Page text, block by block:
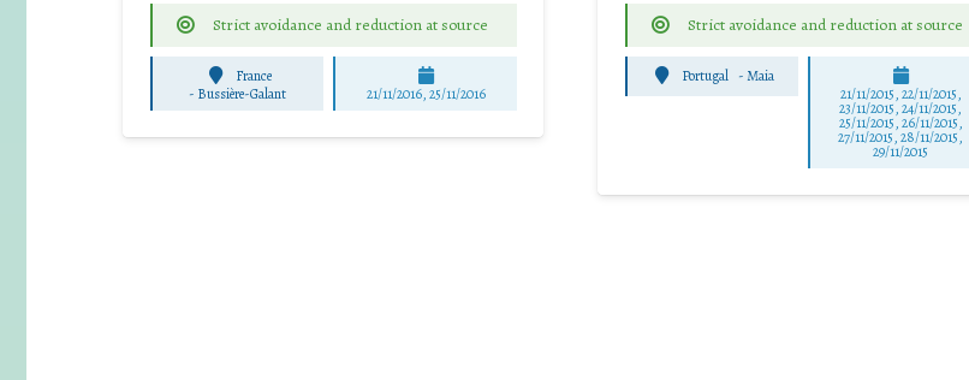
Strict avoidance and reduction at source
France
- Bussière-Galant 21/11/2016, 25/11/2016
Strict avoidance and reduction at source
Portugal -Maia
21/11/2015, 22/11/2015,
23/11/2015, 24/11/2015,
25/11/2015, 26/11/2015,
27/11/2015, 28/11/2015,
29/11/2015